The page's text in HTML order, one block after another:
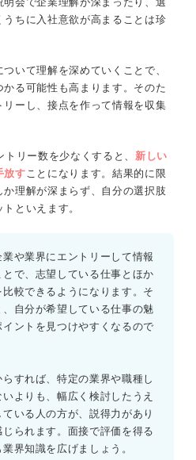
ちに入社意欲が高まることは珍
いて理解を深めていくことで、
る可能性も高まります。そのた
ーし、接点を作って情報を収集
トリー数を少なくすると、 新しい
放すことになります。結果的に限
理解が深まらず、自分の選択肢
といえます。
業や業界にエントリーして情報
とで、志望している仕事とほか
比較できるようになります。そ
、自分が希望している仕事の魅
イントを見つけやすくなるので
すれば、特定の業界や職種し
よりも、幅広く検討したうえ
いる人の方が、説得力があり
じられます。面接で評価を得る
界知識を広げましょう。